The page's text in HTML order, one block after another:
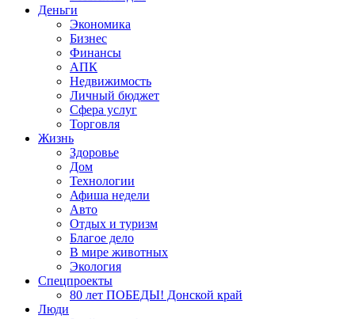
Деньги
Экономика
Бизнес
Финансы
АПК
Недвижимость
Личный бюджет
Сфера услуг
Торговля
Жизнь
Здоровье
Дом
Технологии
Афиша недели
Авто
Отдых и туризм
Благое дело
В мире животных
Экология
Спецпроекты
80 лет ПОБЕДЫ! Донской край
Люди